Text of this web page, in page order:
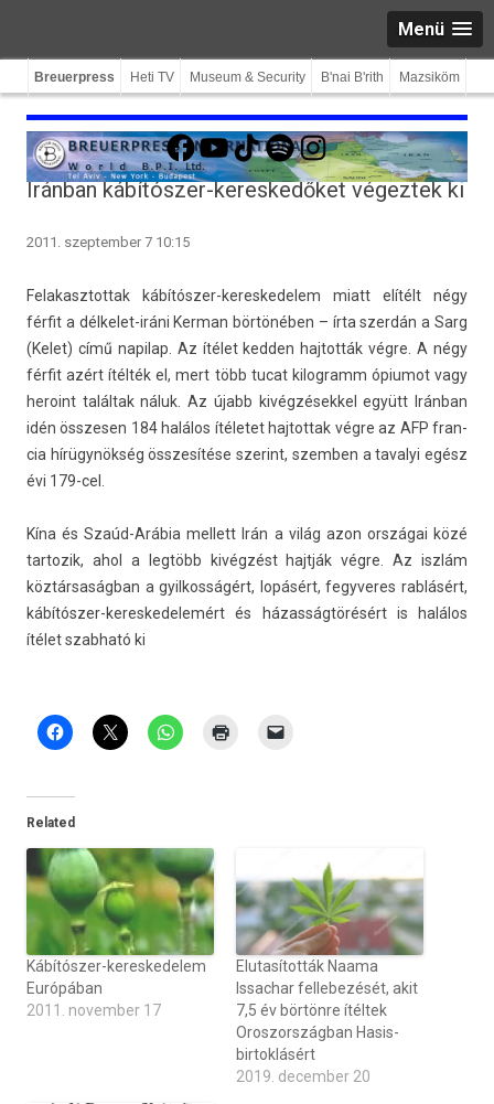
Menü
Breuerpress Heti TV Museum & Security B'nai B'rith Mazsiköm
Facebook
YouTube
TikTokSpotifyInstagram
Iránban kábítószer-kereskedőket végeztek ki
2011. szeptember 7 10:15
Felakasztot­tak kábítószer-kereskedelem miatt elítélt négy
férfit a délkelet-iráni Ker­man börtönében – írta szerdán a Sarg
(Kelet) című napilap. Az ítélet kedd­en haj­tották végre. A négy
férfit azért ítélték el, mert több tucat kilog­ramm ópiumot vagy
heroint találtak náluk. Az újabb kivég­zések­kel együtt Iránban
idén összes­en 184 halálos ítéletet haj­tottak végre az AFP fran­
cia hírügynökség összesítése szerint, szemb­en a tavalyi egész
évi 179-cel.
Kína és Szaúd-Arábia mel­lett Irán a világ azon országai közé
tar­tozik, ahol a legtöbb kivégzést hajtják végre. Az iszlám
köztársaságban a gyil­kosságért, lopásért, fegyveres rablásért,
kábítószer-kereskedelemért és házasságtörésért is halálos
ítélet szab­ható ki
Related
Kábítószer-kereskedelem
Európában
2011. november 17
Elutasították Naama
Issachar fellebezését, akit
7,5 év börtönre ítéltek
Oroszországban Hasis-
birtoklásért
2019. december 20